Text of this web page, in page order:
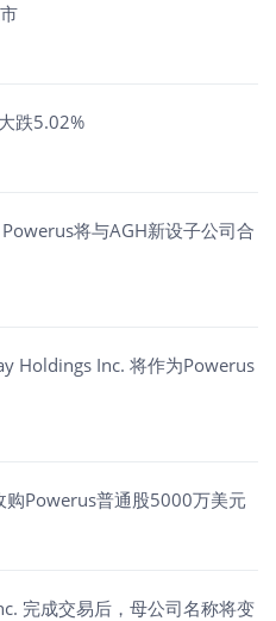
跌5.02%
将与AGH新设子公司合
Holdings Inc. 将作为Powerus
购Powerus普通股5000万美元
完成交易后，母公司名称将变